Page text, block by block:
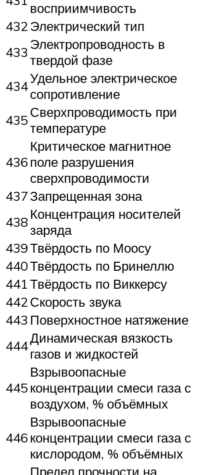
восприимчивость
432Электрический тип
433 Электропроводность в
твердой фазе
434Удельное электрическое
сопротивление
435Сверхпроводимость при
температуре
436
Критическое магнитное
поле разрушения
сверхпроводимости
437Запрещенная зона
438 Концентрация носителей
заряда
439Твёрдость по Моосу
440Твёрдость по Бринеллю
441Твёрдость по Виккерсу
442Скорость звука
443 Поверхностное натяжение
444Динамическая вязкость
газов и жидкостей
445
Взрывоопасные
концентрации смеси газа с
воздухом, % объёмных
446
Взрывоопасные
концентрации смеси газа с
кислородом, % объёмных
Предел прочности на